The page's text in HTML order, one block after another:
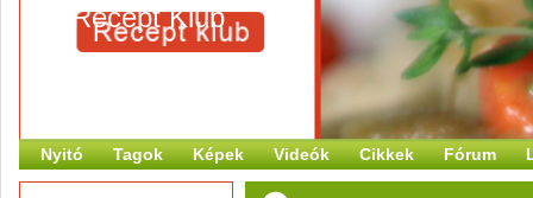
Recept Klub
Nyitó Tagok Képek Videók Cikkek Fórum